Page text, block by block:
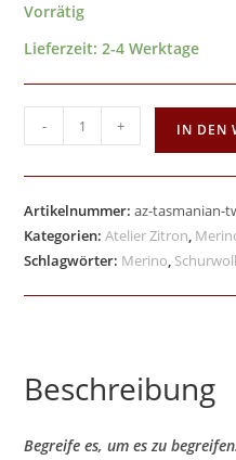
Vorrätig
Lieferzeit:2-4 Werktage
- + IN DEN
Artikelnummer:az-tasmanian-
Kategorien:Atelier Zitron,
Schlagwörter: Merino,
Beschreibung
Begreife es, um es zu